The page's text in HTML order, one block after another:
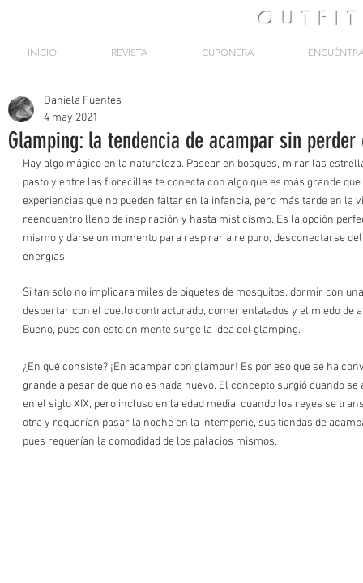
OUTFIT
INICIO REVISTA CUPONERA
Glamping: la tendencia de acampar sin
Daniela Fuentes
4 may 2021
Hay algo mágico en la naturaleza. Pasear en bosques, mirar las
pasto y entre las florecillas te conecta con algo que es más grande
experiencias que no pueden faltar en la infancia, pero más tarde en la
reencuentro lleno de inspiración y hasta misticismo. Es la opción
mismo y darse un momento para respirar aire puro, desconectarse
energías.
Si tan solo no implicara miles de piquetes de mosquitos, dormir con
despertar con el cuello contracturado, comer enlatados y el miedo de
Bueno, pues con esto en mente surge la idea del glamping.
¿En qué consiste? ¡En acampar con glamour! Es por eso que se ha
grande a pesar de que no es nada nuevo. El concepto surgió cuando
en el siglo XIX, pero incluso en la edad media, cuando los reyes se
otra y requerían pasar la noche en la intemperie, sus tiendas de
pues requerían la comodidad de los palacios mismos.